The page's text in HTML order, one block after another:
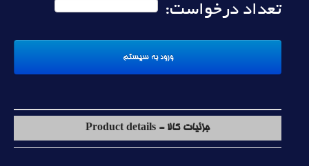
تعداد درخواست:
جزئیات کالا - Product details